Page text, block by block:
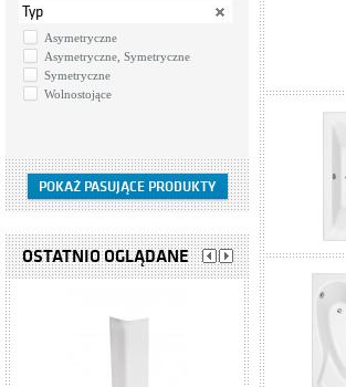
Typ
Asymetryczne
Asymetryczne, Symetryczne
Symetryczne
Wolnostojące
OSTATNIO OGLĄDANE